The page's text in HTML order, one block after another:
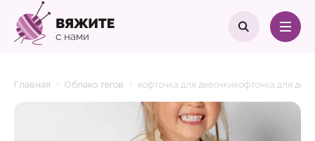
Главная Облако тегов кофточка для девочкикофточка для